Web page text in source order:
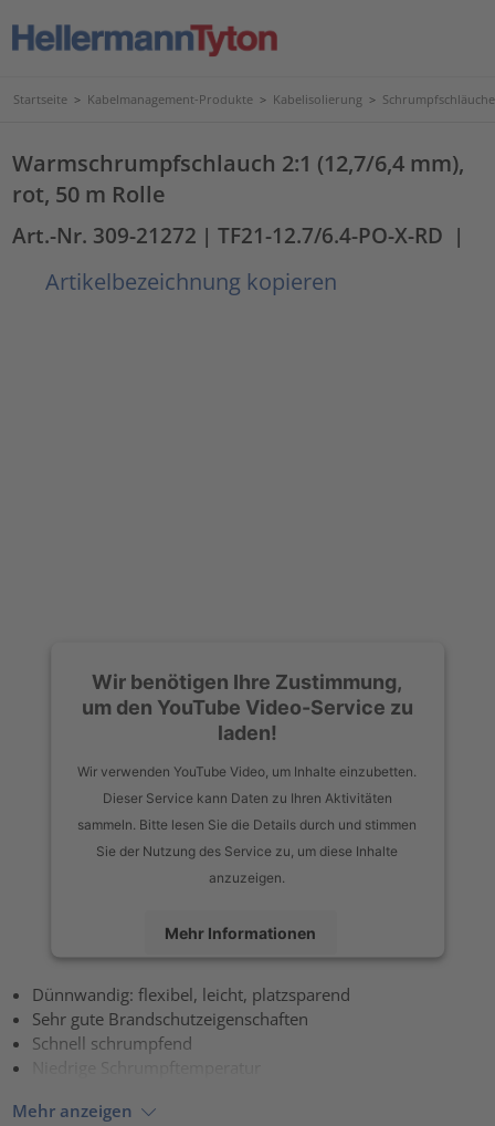
Startseite > Kabelmanagement-Produkte > Kabelisolierung > Schrumpfschläuche
Warmschrumpfschlauch 2:1 (12,7/6,4 mm),
rot, 50 m Rolle
Art.-Nr. 309-21272 | TF21-12.7/6.4-PO-X-RD |
Artikelbezeichnung kopieren
Wir benötigen Ihre Zustimmung,
um den YouTube Video-Service zu
laden!
Wir verwenden YouTube Video, um Inhalte einzubetten.
Dieser Service kann Daten zu Ihren Aktivitäten
sammeln. Bitte lesen Sie die Details durch und stimmen
Sie der Nutzung des Service zu, um diese Inhalte
anzuzeigen.
Mehr Informationen
Akzeptieren
powered byUsercentrics Consent Management Platform
Dünnwandig: flexibel, leicht, platzsparend
Sehr gute Brandschutzeigenschaften
Schnell schrumpfend
Niedrige Schrumpftemperatur
Mehr anzeigen